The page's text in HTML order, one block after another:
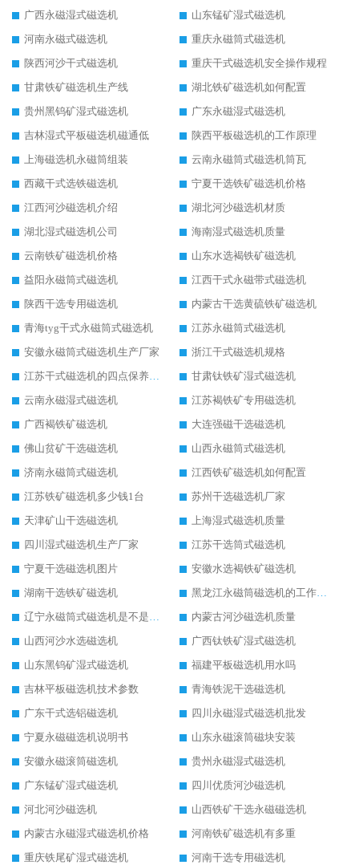
广西永磁湿式磁选机
山东锰矿湿式磁选机
河南永磁式磁选机
重庆永磁筒式磁选机
陕西河沙干式磁选机
重庆干式磁选机安全操作规程
甘肃铁矿磁选机生产线
湖北铁矿磁选机如何配置
贵州黑钨矿湿式磁选机
广东永磁湿式磁选机
吉林湿式平板磁选机磁通低
陕西平板磁选机的工作原理
上海磁选机永磁筒组装
云南永磁筒式磁选机筒瓦
西藏干式选铁磁选机
宁夏干选铁矿磁选机价格
江西河沙磁选机介绍
湖北河沙磁选机材质
湖北湿式磁选机公司
海南湿式磁选机质量
云南铁矿磁选机价格
山东水选褐铁矿磁选机
益阳永磁筒式磁选机
江西干式永磁带式磁选机
陕西干选专用磁选机
内蒙古干选黄硫铁矿磁选机
青海tyg干式永磁筒式磁选机
江苏永磁筒式磁选机
安徽永磁筒式磁选机生产厂家
浙江干式磁选机规格
江苏干式磁选机的四点保养秘籍
甘肃钛铁矿湿式磁选机
云南永磁湿式磁选机
江苏褐铁矿专用磁选机
广西褐铁矿磁选机
大连强磁干选磁选机
佛山贫矿干选磁选机
山西永磁筒式磁选机
济南永磁筒式磁选机
江西铁矿磁选机如何配置
江苏铁矿磁选机多少钱1台
苏州干选磁选机厂家
天津矿山干选磁选机
上海湿式磁选机质量
四川湿式磁选机生产厂家
江苏干选筒式磁选机
宁夏干选磁选机图片
安徽水选褐铁矿磁选机
湖南干选铁矿磁选机
黑龙江永磁筒磁选机的工作原理
辽宁永磁筒式磁选机是不是强磁
内蒙古河沙磁选机质量
山西河沙水选磁选机
广西钛铁矿湿式磁选机
山东黑钨矿湿式磁选机
福建平板磁选机用水吗
吉林平板磁选机技术参数
青海铁泥干选磁选机
广东干式选铝磁选机
四川永磁湿式磁选机批发
宁夏永磁磁选机说明书
山东永磁滚筒磁块安装
安徽永磁滚筒磁选机
贵州永磁湿式磁选机
广东锰矿湿式磁选机
四川优质河沙磁选机
河北河沙磁选机
山西铁矿干选永磁磁选机
内蒙古永磁湿式磁选机价格
河南铁矿磁选机有多重
重庆铁尾矿湿式磁选机
河南干选专用磁选机